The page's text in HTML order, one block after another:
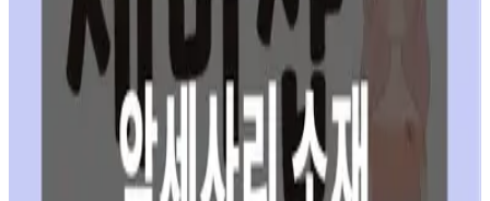
시계 레플리카 품목별 최고 공장과 무브먼트 가이드
읽어보기
레플리카 악세사리에서 소재보다 더 중요한 기준은